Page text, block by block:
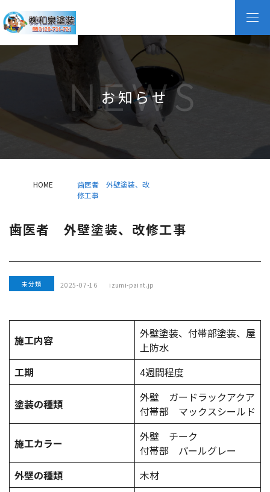
お知らせ
NEWS
HOME
歯医者 外壁塗装、改
修工事
歯医者 外壁塗装、改修工事
未分類 2025-07-16 izumi-paint.jp
施工内容
外壁塗装、付帯部塗装、屋
上防水
工期
4週間程度
塗装の種類
外壁 ガードラックアクア
付帯部 マックスシールド
施工カラー
外壁 チーク
付帯部 パールグレー
外壁の種類
木材